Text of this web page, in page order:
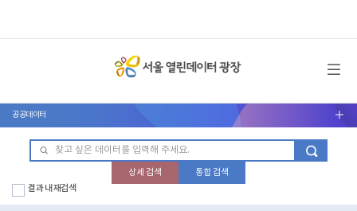
메뉴 열기
공공데이터 서브메뉴 열기
상세 검색
통합 검색
결과 내 재검색